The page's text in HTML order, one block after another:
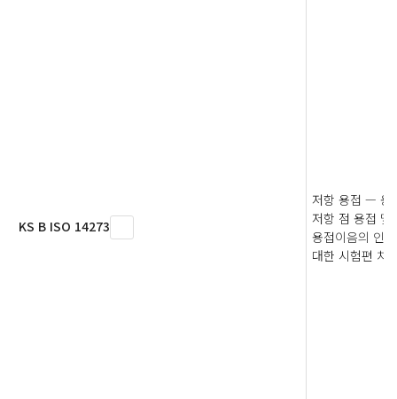
KS B ISO 14273
저항 용접 — 용
저항 점 용접 및
용접이음의 인
대한 시험편 치